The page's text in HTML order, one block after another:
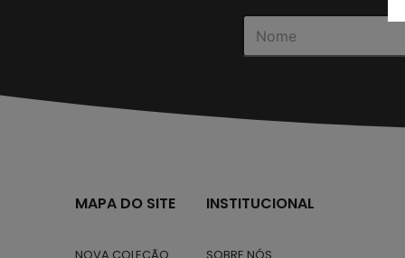
MAPA DO SITE INSTITUCIONAL